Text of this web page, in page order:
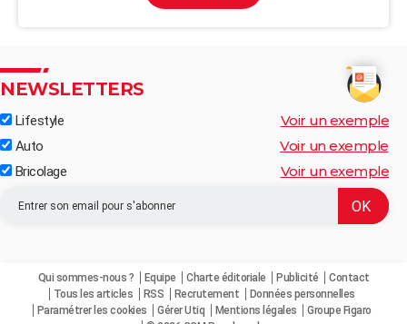
NEWSLETTERS
Lifestyle Voir un exemple
Auto Voir un exemple
Bricolage Voir un exemple
Qui sommes-nous ? Equipe Charte éditoriale Publicité
Contact
Tous les articles
RSS Recrutement
Données personnelles
Paramétrer les cookies
Gérer Utiq Mentions légales
Groupe Figaro